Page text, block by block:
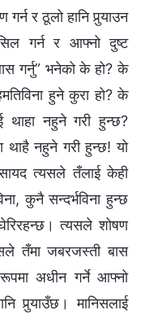
र ठूलो हानि पुर्‍याउन
गर्न र आफ्नो दुष्‍ट
गर्नु” भनेको के हो? के
हुने कुरा हो? के
थाहा नहुने गरी हुन्छ?
थाहै नहुने गरी हुन्छ! यो
सायद त्यसले तँलाई केही
कुनै सन्दर्भविना हुन्छ
त्यसले शोषण
तँमा जबरजस्ती बास
अधीन गर्ने आफ्नो
पुर्‍याउँछ। मानिसलाई